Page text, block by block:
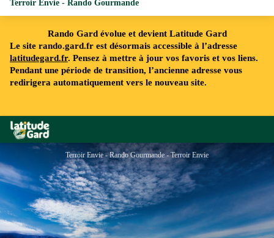
Rando Gard évolue et devient Latitude Gard
Le site rando.gard.fr est désormais accessible à l’adresse
latitudegard.fr. Pensez à mettre à jour vos favoris et vos liens.
Pendant une période de transition, l’ancienne adresse vous
redirigera automatiquement vers le nouveau site.
Rando Gard
Terroir Envie - Rando Gourmande
Terroir Envie - Rando Gourmande - Terroir Envie